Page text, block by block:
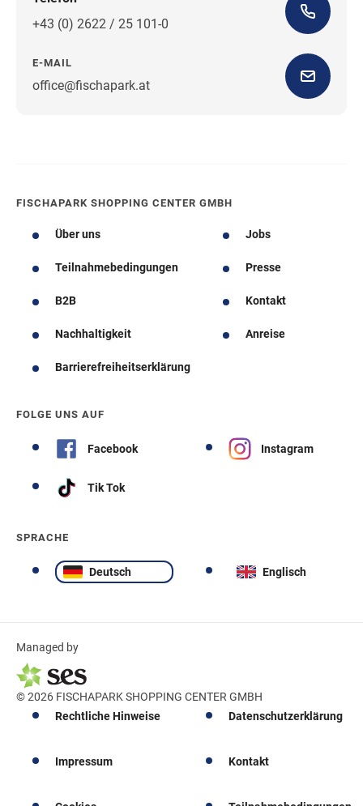
+43 (0) 2622 / 25 101-0
E-MAIL
office@fischapark.atWegbeschreibung
FISCHAPARK SHOPPING CENTER GMBH
Über uns Jobs
Teilnahmebedingungen Presse
B2B Kontakt
Nachhaltigkeit Anreise
Barrierefreiheitserklärung
FOLGE UNS AUF
Facebook Instagram
Tik Tok
SPRACHE
Deutsch Englisch
Managed by
© 2026 FISCHAPARK SHOPPING CENTER GMBH
Rechtliche Hinweise
Datenschutzerklärung
Impressum Kontakt